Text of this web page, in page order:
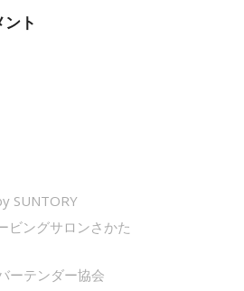
ント
SUNTORY
ビングサロンさかた
ーテンダー協会